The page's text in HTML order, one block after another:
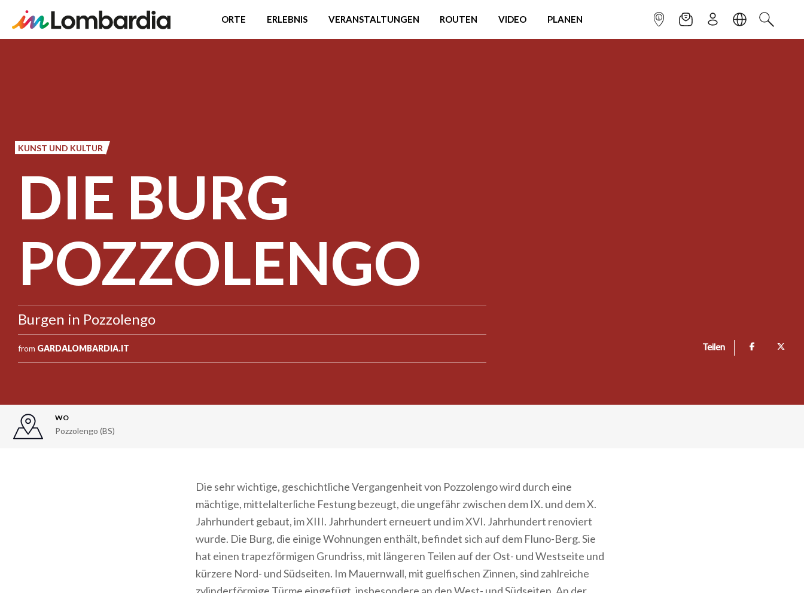
ORTE ERLEBNIS VERANSTALTUNGEN ROUTEN VIDEO PLANEN INFOPUNKTNEWSLETTER
ANMELDENSPRACHESUCHEN
KUNST UND KULTUR
DIE BURG
POZZOLENGO
Burgen in Pozzolengo
from GARDALOMBARDIA.IT Teilen
WO
Pozzolengo (BS)
Die sehr wichtige, geschichtliche Vergangenheit von Pozzolengo wird durch eine
mächtige, mittelalterliche Festung bezeugt, die ungefähr zwischen dem IX. und dem X.
Jahrhundert gebaut, im XIII. Jahrhundert erneuert und im XVI. Jahrhundert renoviert
wurde. Die Burg, die einige Wohnungen enthält, befindet sich auf dem Fluno-Berg. Sie
hat einen trapezförmigen Grundriss, mit längeren Teilen auf der Ost- und Westseite und
kürzere Nord- und Südseiten. Im Mauernwall, mit guelfischen Zinnen, sind zahlreiche